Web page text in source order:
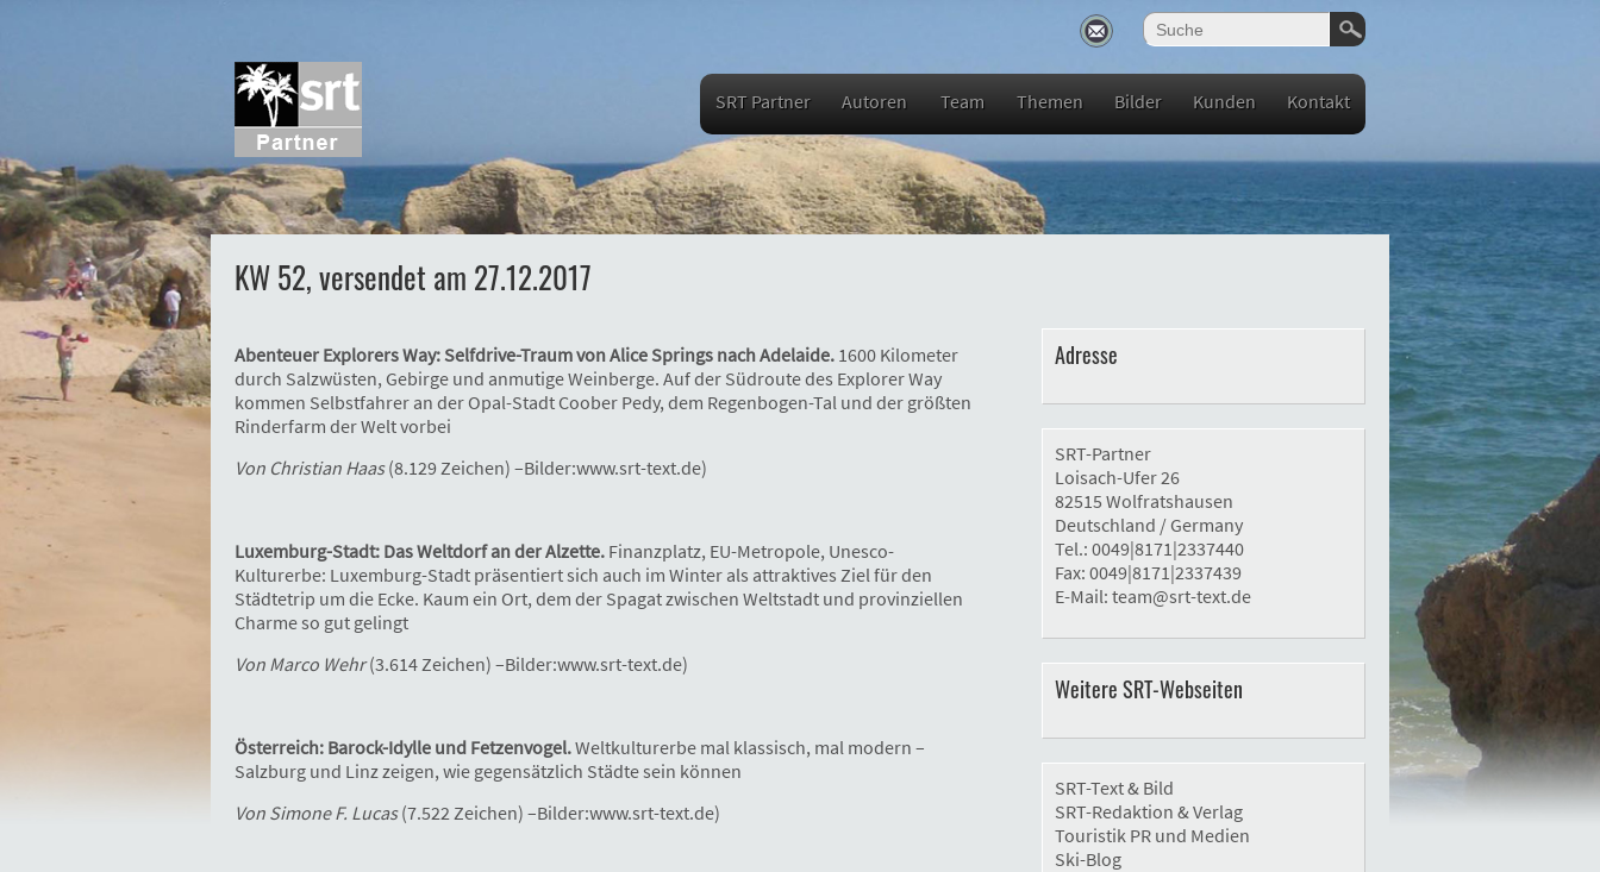
SRT Partner Autoren Team Themen Bilder Kunden Kontakt
KW 52, versendet am 27.12.2017
Abenteuer Explorers Way: Selfdrive-Traum von Alice Springs nach Adelaide. 1600 Kilometer
durch Salzwüsten, Gebirge und anmutige Weinberge. Auf der Südroute des Explorer Way
kommen Selbstfahrer an der Opal-Stadt Coober Pedy, dem Regenbogen-Tal und der größten
Rinderfarm der Welt vorbei
Von Christian Haas(8.129 Zeichen) –Bilder:www.srt-text.de)
Luxemburg-Stadt: Das Weltdorf an der Alzette. Finanzplatz, EU-Metropole, Unesco-
Kulturerbe: Luxemburg-Stadt präsentiert sich auch im Winter als attraktives Ziel für den
Städtetrip um die Ecke. Kaum ein Ort, dem der Spagat zwischen Weltstadt und provinziellen
Charme so gut gelingt
Von Marco Wehr(3.614 Zeichen) –Bilder:www.srt-text.de)
Österreich: Barock-Idylle und Fetzenvogel.Weltkulturerbe mal klassisch, mal modern –
Salzburg und Linz zeigen, wie gegensätzlich Städte sein können
Von Simone F. Lucas(7.522 Zeichen) –Bilder:www.srt-text.de)
Adresse
SRT-Partner
Loisach-Ufer 26
82515 Wolfratshausen
Deutschland / Germany
Tel.: 0049|8171|2337440
Fax: 0049|8171|2337439
E-Mail: team@srt-text.de
Weitere SRT-Webseiten
SRT-Text & Bild
SRT-Redaktion & Verlag
Touristik PR und Medien
Ski-Blog